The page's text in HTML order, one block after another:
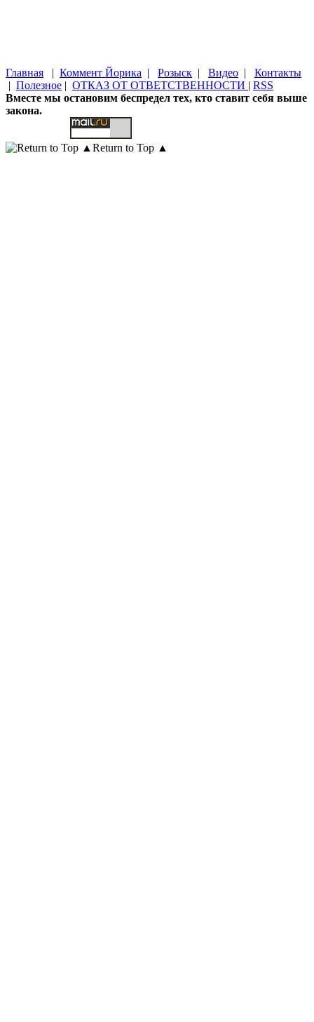
Главная | Коммент Йорика | Розыск | Видео | Контакты
| Полезное | ОТКАЗ ОТ ОТВЕТСТВЕННОСТИ | RSS
Вместе мы остановим беспредел тех, кто ставит себя выше
закона.
Return to Top ▲